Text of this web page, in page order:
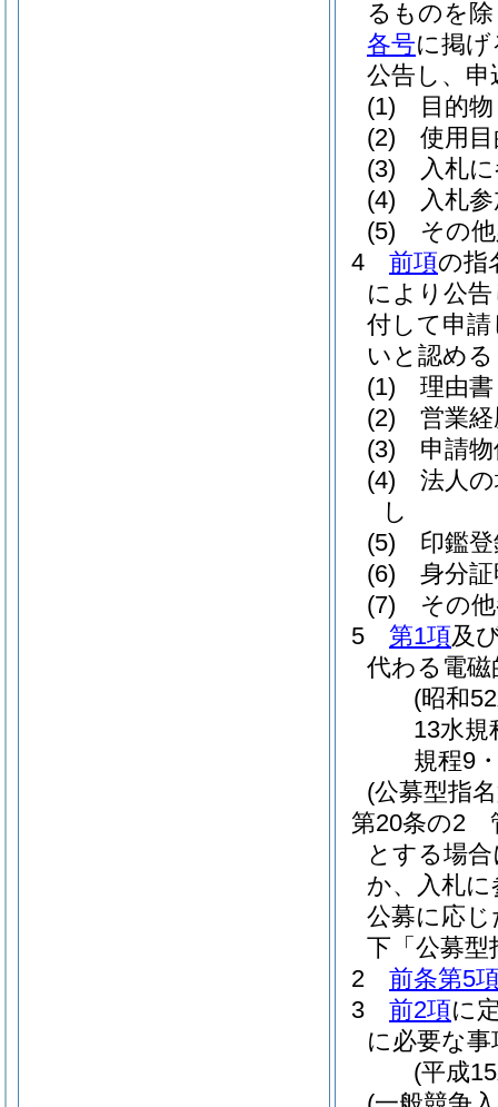
るものを
各号に掲
公告し、
(1)
目的物
(2)
使用
(3)
入札
(4)
入札
(5)
その
4
前項の指
により公
付して申
いと認め
(1)
理由書
(2)
営業
(3)
申請
(4)
法人
し
(5)
印鑑
(6)
身分
(7)
その
5
第1項及
代わる電
(昭和
13水規
規程9
(公募型指
第20条の2
とする場
か、入札
公募に応
下「公募型
2
前条第5
3
前2項に
に必要な
(平成